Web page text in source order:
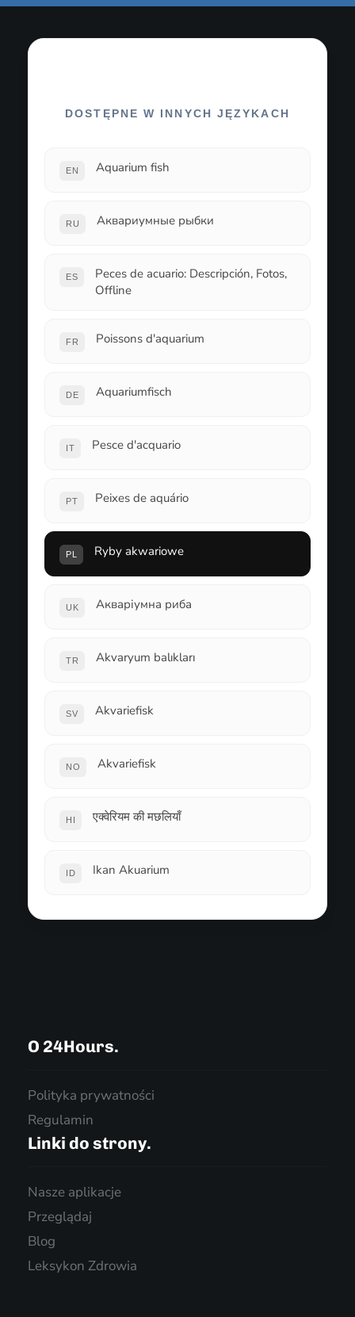
DOSTĘPNE W INNYCH JĘZYKACH
EN Aquarium fish
RU Аквариумные рыбки
ES
Peces de acuario: Descripción, Fotos,
Offline
FR Poissons d'aquarium
DE Aquariumfisch
IT Pesce d'acquario
PT Peixes de aquário
PL Ryby akwariowe
UK Акваріумна риба
TR Akvaryum balıkları
SV Akvariefisk
NO Akvariefisk
HI एक्वेरियम की मछलियाँ
ID Ikan Akuarium
O 24Hours.
Polityka prywatności
Regulamin
Linki do strony.
Nasze aplikacje
Przeglądaj
Blog
Leksykon Zdrowia